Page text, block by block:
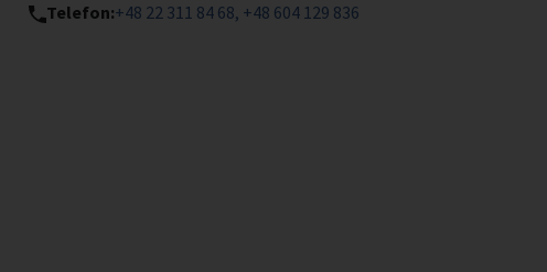
Telefon:+48 22 311 84 68, +48 604 129 836